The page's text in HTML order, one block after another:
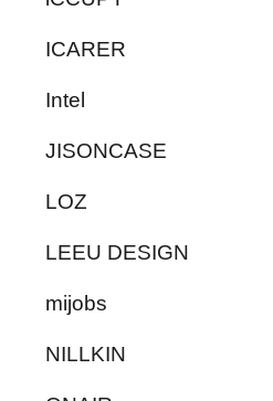
ICARER
Intel
JISONCASE
LOZ
LEEU DESIGN
mijobs
NILLKIN